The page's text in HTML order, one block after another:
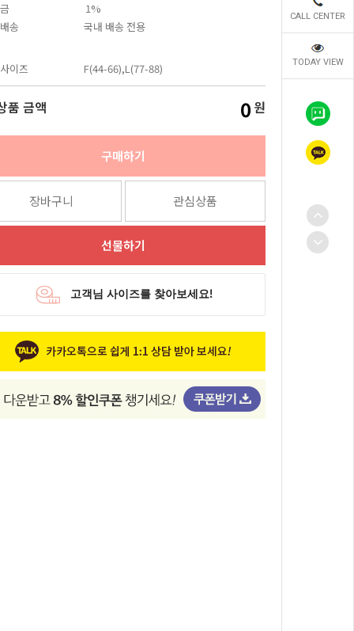
CALL CENTER
TODAY VIEW
1%
송
국내 배송 전용
이즈 F(44-66),L(77-88)
품 금액 0 원
구매하기
장바구니 관심상품
선물하기